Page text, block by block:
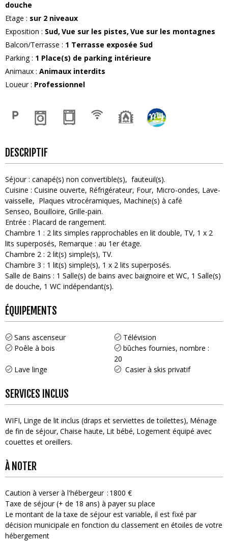
douche
Etage : sur 2 niveaux
Exposition : Sud Vue sur les pistes Vue sur les montagnes
Balcon/Terrasse : 1 Terrasse exposée Sud
Parking: 1 Place(s) de parking intérieure
Animaux : Animaux interdits
Loueur: Professionnel
DESCRIPTIF
Séjour: canapé(s) non convertible(s)
fauteuil(s)
Cuisine : Cuisine ouverte Réfrigérateur Four Micro-ondes Lave-
vaisselle
Plaques vitrocéramiques Machine(s) à café
Senseo Bouilloire Grille-pain
Entrée : Placard de rangement
Chambre 1 : 2 lits simples rapprochables en lit double TV 1 x 2
lits superposés Remarque : au 1er étage
Chambre 2 : 2 lit(s) simple(s) TV
Chambre 3 : 1 lit(s) simple(s) 1 x 2 lits superposés
Salle de Bains : 1 Salle(s) de bains avec baignoire et WC 1 Salle(s)
de douche 1 WC indépendant(s)
ÉQUIPEMENTS
Sans ascenseur
Télévision
Poêle à bois
bûches fournies, nombre :
20
Lave linge
Casier à skis privatif
SERVICES INCLUS
WIFI Linge de lit inclus (draps et serviettes de toilettes) Ménage
de fin de séjour Chaise haute Lit bébé Logement équipé avec
couettes et oreillers
À NOTER
Caution à verser à l'hébergeur
1800 €
Taxe de séjour (+ de 18 ans) à payer su place
Le montant de la taxe de séjour est variable, il est fixé par
décision municipale en fonction du classement en étoiles de votre
hébergement